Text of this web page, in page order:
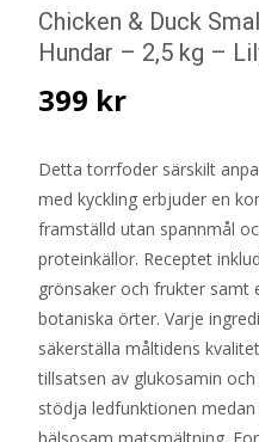
Chicken & Duck
Hundar – 2,5 kg –
399 kr
Detta torrfoder särskilt
med kyckling erbjuder en
framställd utan spannmål
proteinkällor. Receptet
grönsaker och frukter samt
botaniska örter. Varje
säkerställa måltidens
tillsatsen av glukosamin
stödja ledfunktionen